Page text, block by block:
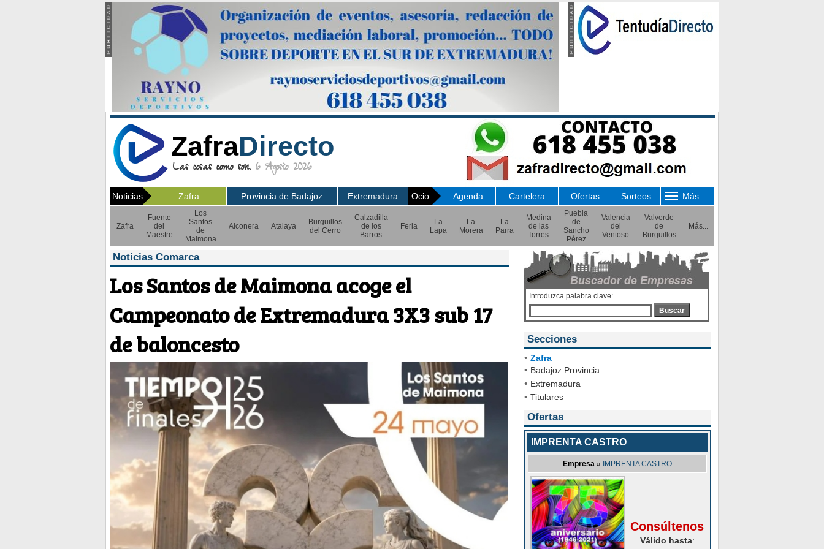
ZafraDirecto
Las cosas como son.6 Agosto 2026
Noticias Zafra Provincia de Badajoz Extremadura Ocio Agenda Cartelera Ofertas Sorteos Más
Zafra
Fuente
del
Maestre
Los
Santos
de
Maimona
Alconera Atalaya
Burguillos
del Cerro
Calzadilla
de los
Barros
Feria
La
Lapa
La
Morera
La
Parra
Medina
de las
Torres
Puebla
de
Sancho
Pérez
Valencia
del
Ventoso
Valverde
de
Burguillos
Más...
Noticias Comarca
Los Santos de Maimona acoge el
Campeonato de Extremadura 3X3 sub 17
de baloncesto
Introduzca palabra clave:
Buscar
Secciones
• Zafra
• Badajoz Provincia
• Extremadura
• Titulares
Ofertas
IMPRENTA CASTRO
Empresa» IMPRENTA CASTRO
Consúltenos
Válido hasta: